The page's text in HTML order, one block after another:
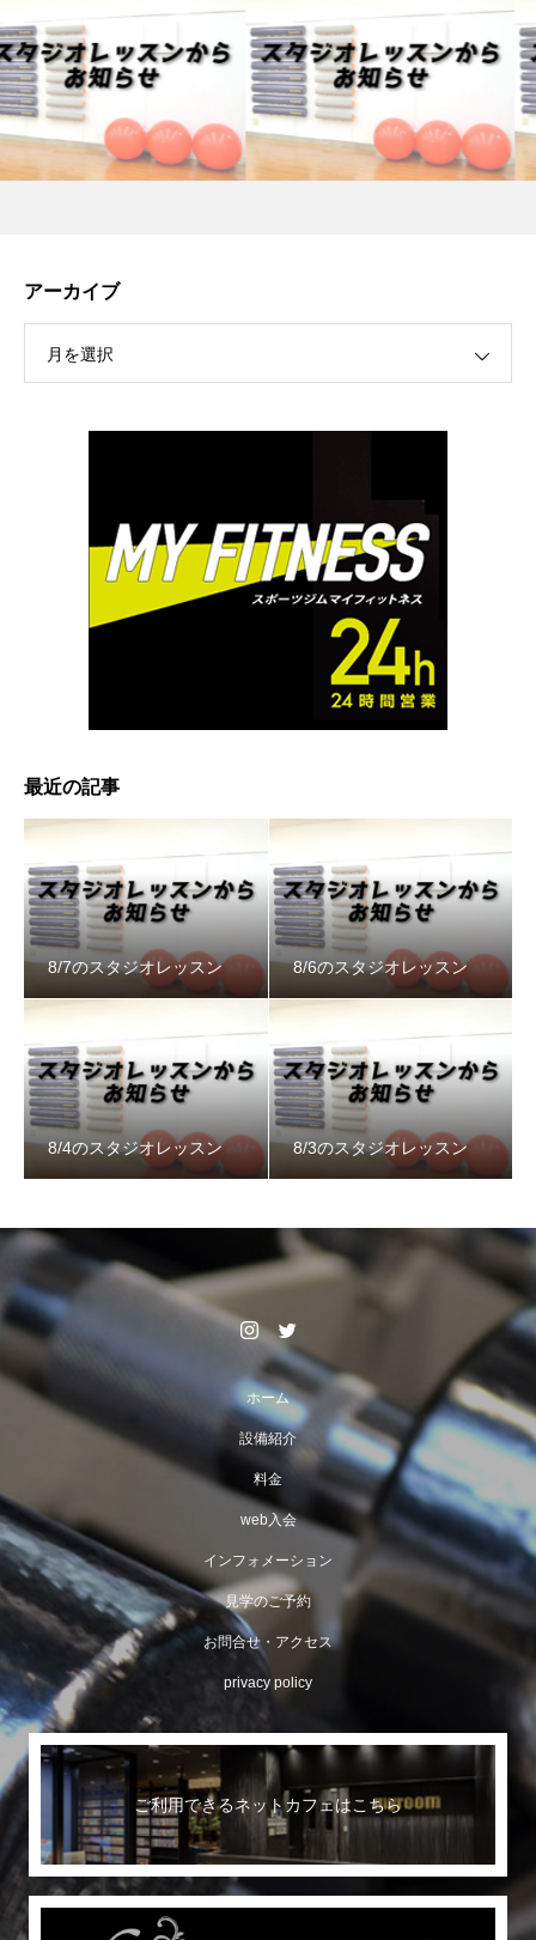
アーカイブ
月を選択
最近の記事
8/7のスタジオレッスン 8/6のスタジオレッスン
8/4のスタジオレッスン 8/3のスタジオレッスン
ホーム
設備紹介
料金
web入会
インフォメーション
見学のご予約
お問合せ・アクセス
privacy policy
ご利用できるネットカフェはこちら